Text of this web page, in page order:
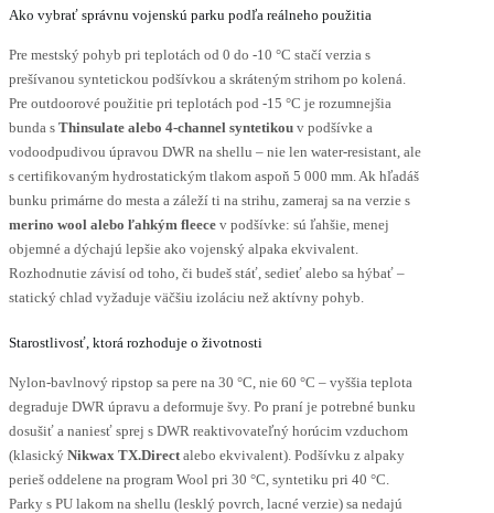
Ako vybrať správnu vojenskú parku podľa reálneho použitia
Pre mestský pohyb pri teplotách od 0 do -10 °C stačí verzia s
prešívanou syntetickou podšívkou a skráteným strihom po kolená.
Pre outdoorové použitie pri teplotách pod -15 °C je rozumnejšia
bunda s Thinsulate alebo 4-channel syntetikou v podšívke a
vodoodpudivou úpravou DWR na shellu – nie len water-resistant, ale
s certifikovaným hydrostatickým tlakom aspoň 5 000 mm. Ak hľadáš
bunku primárne do mesta a záleží ti na strihu, zameraj sa na verzie s
merino wool alebo ľahkým fleece v podšívke: sú ľahšie, menej
objemné a dýchajú lepšie ako vojenský alpaka ekvivalent.
Rozhodnutie závisí od toho, či budeš stáť, sedieť alebo sa hýbať –
statický chlad vyžaduje väčšiu izoláciu než aktívny pohyb.
Starostlivosť, ktorá rozhoduje o životnosti
Nylon-bavlnový ripstop sa pere na 30 °C, nie 60 °C – vyššia teplota
degraduje DWR úpravu a deformuje švy. Po praní je potrebné bunku
dosušiť a naniesť sprej s DWR reaktivovateľný horúcim vzduchom
(klasický Nikwax TX.Direct alebo ekvivalent). Podšívku z alpaky
perieš oddelene na program Wool pri 30 °C, syntetiku pri 40 °C.
Parky s PU lakom na shellu (lesklý povrch, lacné verzie) sa nedajú